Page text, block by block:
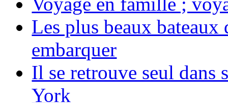
Les plus beaux bateaux
embarquer
Il se retrouve seul dans
York